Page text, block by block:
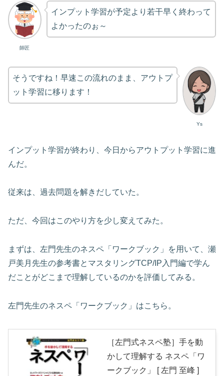
師匠
インプット学習が予定より若干早く終わって
よかったのぉ～
Ys
そうですね！早速この流れのまま、アウトプ
ット学習に移ります！
インプット学習が終わり、今日からアウトプット学習に進
んだ。
従来は、過去問題を解きだしていた。
ただ、今回はこのやり方を少し変えてみた。
まずは、左門先生のネスペ「ワークブック」を用いて、瀬
戸美月先生の参考書とマスタリングTCP/IP入門編で学ん
だことがどこまで理解しているのかを評価してみる。
左門先生のネスペ「ワークブック」はこちら。
［左門式ネスペ塾］手を動
かして理解する ネスペ「ワ
ークブック」 [ 左門 至峰 ]